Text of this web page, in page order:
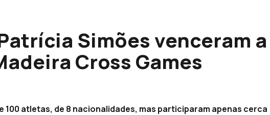
Simões venceram a
Cross Games
100 atletas, de 8 nacionalidades, mas participaram apenas cerca